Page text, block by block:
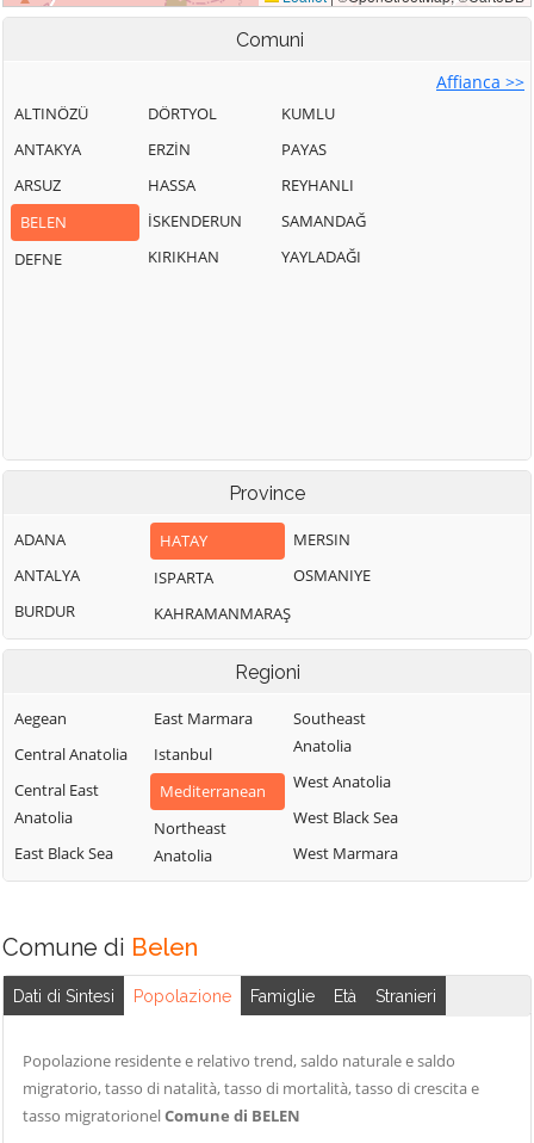
Comuni
Affianca >>
ALTINÖZÜ
ANTAKYA
ARSUZ
BELEN
DEFNE
DÖRTYOL
ERZİN
HASSA
İSKENDERUN
KIRIKHAN
KUMLU
PAYAS
REYHANLI
SAMANDAĞ
YAYLADAĞI
Province
ADANA
ANTALYA
BURDUR
HATAY
ISPARTA
KAHRAMANMARAŞ
MERSIN
OSMANIYE
Regioni
Aegean
Central Anatolia
Central East
Anatolia
East Black Sea
East Marmara
Istanbul
Mediterranean
Northeast
Anatolia
Southeast
Anatolia
West Anatolia
West Black Sea
West Marmara
Comune di Belen
Dati di Sintesi Popolazione Famiglie Età Stranieri
Popolazione residente e relativo trend, saldo naturale e saldo
migratorio, tasso di natalità, tasso di mortalità, tasso di crescita e
tasso migratorionelComune di BELEN